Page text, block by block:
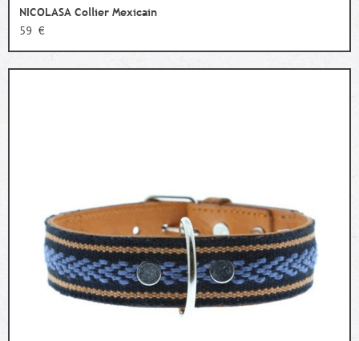
NICOLASA Collier Mexicain
59 €